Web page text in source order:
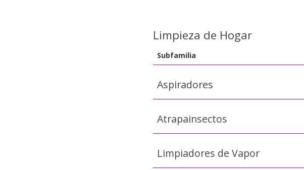
Limpieza de Hogar
Subfamilia
Aspiradores
Atrapainsectos
Limpiadores de Vapor